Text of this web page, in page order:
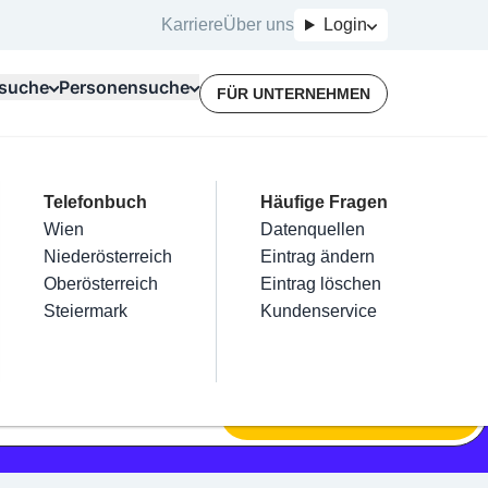
KarriereÜber uns Login
Kategorien
Friseur
Nägel
Haarentfernung
Make-Up
Für Unternehmer
Terminbuchung
Kostenlose Beratung
Top Branchen
Elektriker
Installateure
Maler & Lackierer
Branchen A-Z
Mein Firmeneintrag
Eintrag hinzufügen
Eintrag beanspruchen
Eintrag verwalten
Eintrag bewerben
Personensuche
Telefonbuch
Wien
Niederösterreich
Oberösterreich
Steiermark
Häufige Fragen
Datenquellen
Eintrag ändern
Eintrag löschen
Kundenservice
FÜR UNTERNEHMEN